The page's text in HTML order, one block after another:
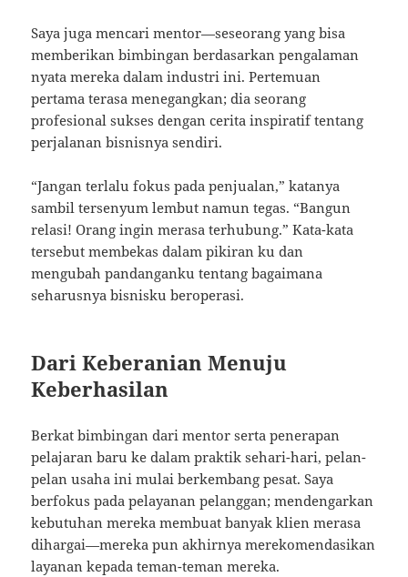
Saya juga mencari mentor—seseorang yang bisa
memberikan bimbingan berdasarkan pengalaman
nyata mereka dalam industri ini. Pertemuan
pertama terasa menegangkan; dia seorang
profesional sukses dengan cerita inspiratif tentang
perjalanan bisnisnya sendiri.
“Jangan terlalu fokus pada penjualan,” katanya
sambil tersenyum lembut namun tegas. “Bangun
relasi! Orang ingin merasa terhubung.” Kata-kata
tersebut membekas dalam pikiran ku dan
mengubah pandanganku tentang bagaimana
seharusnya bisnisku beroperasi.
Dari Keberanian Menuju
Keberhasilan
Berkat bimbingan dari mentor serta penerapan
pelajaran baru ke dalam praktik sehari-hari, pelan-
pelan usaha ini mulai berkembang pesat. Saya
berfokus pada pelayanan pelanggan; mendengarkan
kebutuhan mereka membuat banyak klien merasa
dihargai—mereka pun akhirnya merekomendasikan
layanan kepada teman-teman mereka.